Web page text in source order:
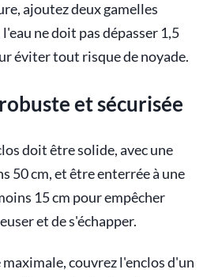
ajoutez deux gamelles
ne doit pas dépasser 1,5
éviter tout risque de noyade.
et sécurisée
doit être solide, avec une
50 cm, et être enterrée à une
15 cm pour empêcher
et de s'échapper.
couvrez l'enclos d'un